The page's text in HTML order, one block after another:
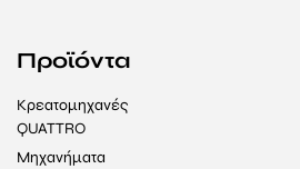
Προϊόντα
Κρεατομηχανές
QUATTRO
Μηχανήματα